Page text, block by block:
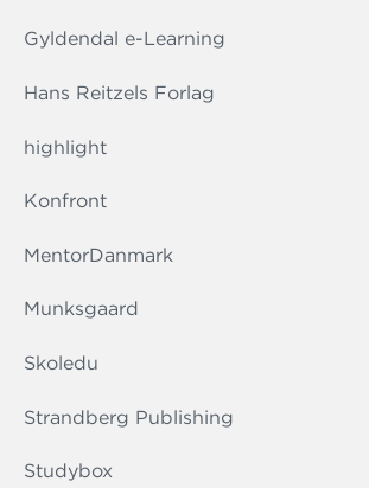
Gyldendal e-Learning
Hans Reitzels Forlag
highlight
Konfront
MentorDanmark
Munksgaard
Skoledu
Strandberg Publishing
Studybox